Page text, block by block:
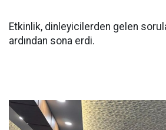
Etkinlik, dinleyicilerden gelen
ardından sona erdi.